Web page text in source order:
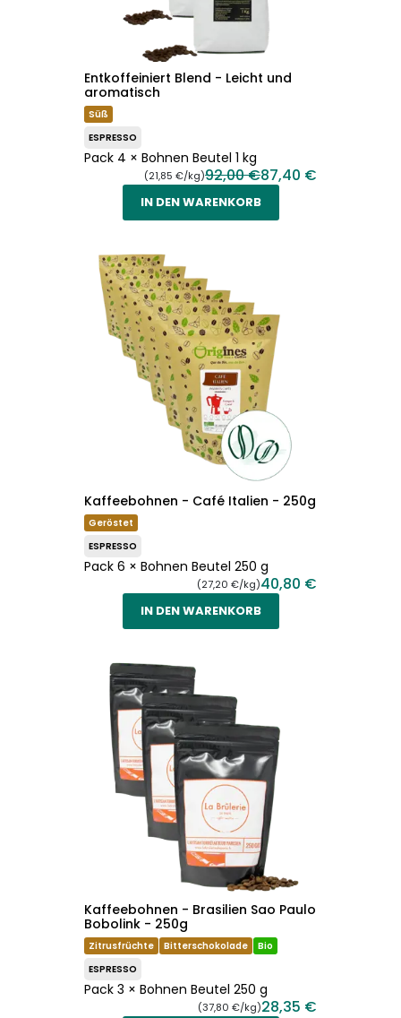
Entkoffeiniert Blend - Leicht und
aromatisch
Süß
ESPRESSO
Pack 4 × Bohnen Beutel 1 kg
(21,85 €/kg)92,00 €87,40 €
IN DEN WARENKORB
Kaffeebohnen - Café Italien - 250g
Geröstet
ESPRESSO
Pack 6 × Bohnen Beutel 250 g
(27,20 €/kg)40,80 €
IN DEN WARENKORB
Kaffeebohnen - Brasilien Sao Paulo
Bobolink - 250g
Zitrusfrüchte Bitterschokolade
Bio
ESPRESSO
Pack 3 × Bohnen Beutel 250 g
(37,80 €/kg)28,35 €